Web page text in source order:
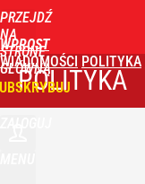
PRZEJDŹ
NA
STRONĘ
GŁÓWNĄ
WPROST
WIADOMOŚCI POLITYKA
POLITYKA